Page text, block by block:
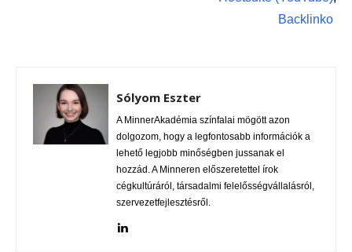
Backlinko
Sólyom Eszter
A MinnerAkadémia színfalai mögött azon
dolgozom, hogy a legfontosabb információk a
lehető legjobb minőségben jussanak el
hozzád. A Minneren előszeretettel írok
cégkultúráról, társadalmi felelősségvállalásról,
szervezetfejlesztésről.